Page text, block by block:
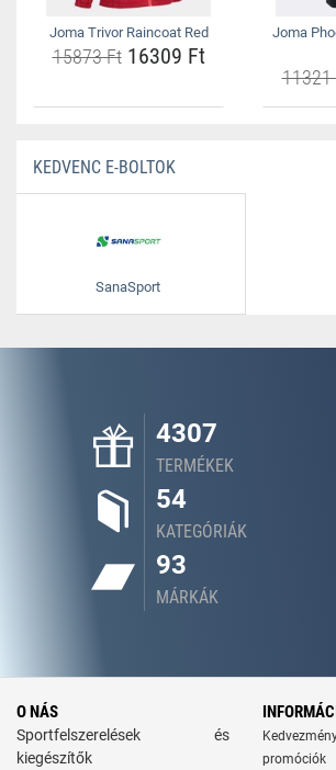
Joma Trivor Raincoat Red
15873 Ft16309 Ft
Joma
11321
KEDVENC E-BOLTOK
SanaSport
4307
TERMÉKEK
54
KATEGÓRIÁK
93
MÁRKÁK
O NÁS
Sportfelszerelések és
kiegészítők
promóciók